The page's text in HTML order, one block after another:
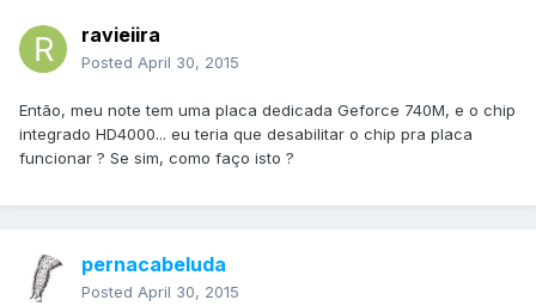
ravieiira
Posted April 30, 2015
Então, meu note tem uma placa dedicada Geforce 740M, e o chip
integrado HD4000... eu teria que desabilitar o chip pra placa
funcionar ? Se sim, como faço isto ?
pernacabeluda
Posted April 30, 2015